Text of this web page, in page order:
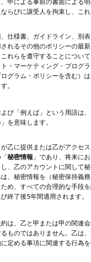
甲による事前の書面による
らびに譲受人を拘束し、こ
仕様書、ガイドライン、別
れるその他のポリシーの最
れらを遵守することにつ
・マーケティング・プログ
グラム・ポリシーを含む）
。
び「例えば」という用語は
を意味します。
乙に提供または乙がアクセ
秘密情報 」であり、将来に
、乙のアカウントに関して
、秘密情報を（秘密保持義
め、すべての合理的な手段
終了後5年間適用されます。
は、乙と甲または甲の関連
ものではありません。乙は
定める事項に関連する行為